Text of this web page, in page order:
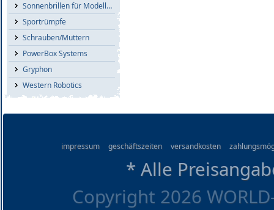
Sonnenbrillen für Modellflieger
Sportrümpfe
Schrauben/Muttern
PowerBox Systems
Gryphon
Western Robotics
impressum geschäftszeiten versandkosten
* Alle
Copyright 2026